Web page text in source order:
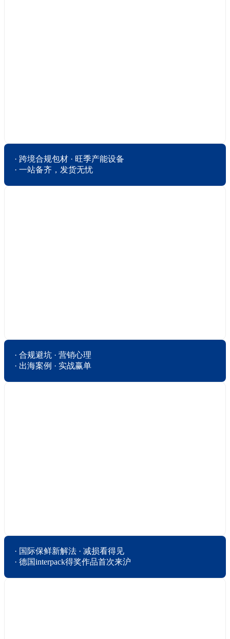
· 跨境合规包材 · 旺季产能设备
· 一站备齐，发货无忧
· 合规避坑 · 营销心理
· 出海案例 · 实战赢单
· 国际保鲜新解法 · 减损看得见
· 德国interpack得奖作品首次来沪